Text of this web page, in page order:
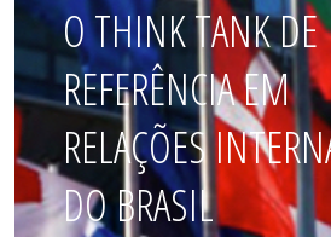
O THINK TANK DE
REFERÊNCIA EM
RELAÇÕES
DO BRASIL